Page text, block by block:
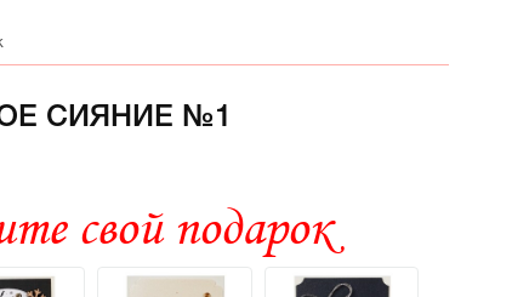
СИЯНИЕ №1
свой подарок